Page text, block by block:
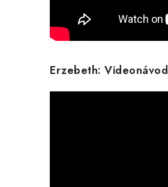
Erzebeth: Videonávod